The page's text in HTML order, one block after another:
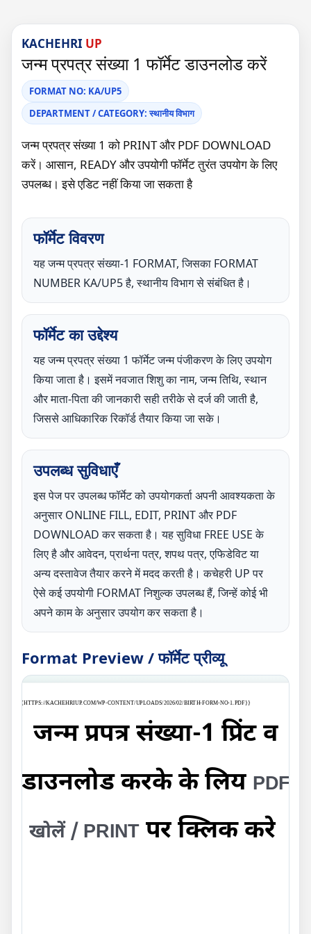
KACHEHRI UP
जन्म प्रपत्र संख्या 1 फॉर्मेट डाउनलोड करें
FORMAT NO: KA/UP5
DEPARTMENT / CATEGORY: स्थानीय विभाग
जन्म प्रपत्र संख्या 1 को PRINT और PDF DOWNLOAD
करें। आसान, READY और उपयोगी फॉर्मेट तुरंत उपयोग के लिए
उपलब्ध। इसे एडिट नहीं किया जा सकता है
फॉर्मेट विवरण
यह जन्म प्रपत्र संख्या-1 FORMAT, जिसका FORMAT
NUMBER KA/UP5 है, स्थानीय विभाग से संबंधित है।
फॉर्मेट का उद्देश्य
यह जन्म प्रपत्र संख्या 1 फॉर्मेट जन्म पंजीकरण के लिए उपयोग
किया जाता है। इसमें नवजात शिशु का नाम, जन्म तिथि, स्थान
और माता-पिता की जानकारी सही तरीके से दर्ज की जाती है,
जिससे आधिकारिक रिकॉर्ड तैयार किया जा सके।
उपलब्ध सुविधाएँ
इस पेज पर उपलब्ध फॉर्मेट को उपयोगकर्ता अपनी आवश्यकता के
अनुसार ONLINE FILL, EDIT, PRINT और PDF
DOWNLOAD कर सकता है। यह सुविधा FREE USE के
लिए है और आवेदन, प्रार्थना पत्र, शपथ पत्र, एफिडेविट या
अन्य दस्तावेज तैयार करने में मदद करती है। कचेहरी UP पर
ऐसे कई उपयोगी FORMAT निशुल्क उपलब्ध हैं, जिन्हें कोई भी
अपने काम के अनुसार उपयोग कर सकता है।
Format Preview / फॉर्मेट प्रीव्यू
{{HTTPS://KACHEHRIUP.COM/WP-CONTENT/UPLOADS/2026/02/BIRTH-FORM-NO-1.PDF}}
जन्म प्रपत्र संख्या-1 प्रिंट व
डाउनलोड करके के लिय PDF
खोलें / PRINTपर क्लिक करे